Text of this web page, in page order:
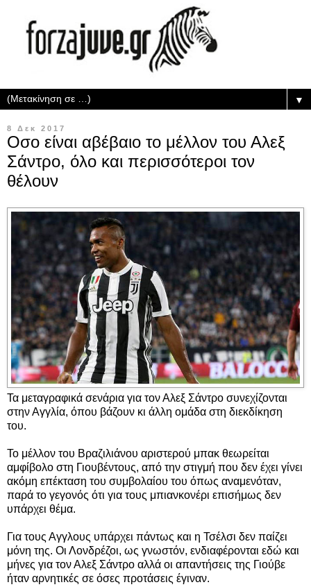
▼
8 Δεκ 2017
Οσο είναι αβέβαιο το μέλλον του Αλεξ
Σάντρο, όλο και περισσότεροι τον
θέλουν
Τα μεταγραφικά σενάρια για τον Αλεξ Σάντρο συνεχίζονται
στην Αγγλία, όπου βάζουν κι άλλη ομάδα στη διεκδίκηση
του.
Το μέλλον του Βραζιλιάνου αριστερού μπακ θεωρείται
αμφίβολο στη Γιουβέντους, από την στιγμή που δεν έχει γίνει
ακόμη επέκταση του συμβολαίου του όπως αναμενόταν,
παρά το γεγονός ότι για τους μπιανκονέρι επισήμως δεν
υπάρχει θέμα.
Για τους Αγγλους υπάρχει πάντως και η Τσέλσι δεν παίζει
μόνη της. Οι Λονδρέζοι, ως γνωστόν, ενδιαφέρονται εδώ και
μήνες για τον Αλεξ Σάντρο αλλά οι απαντήσεις της Γιούβε
ήταν αρνητικές σε όσες προτάσεις έγιναν.